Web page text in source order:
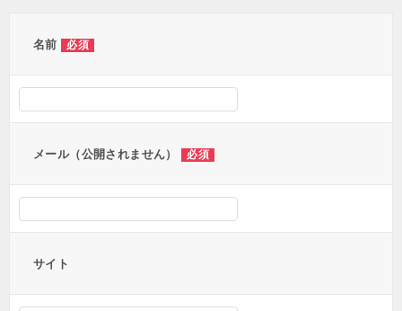
名前 必須
メール（公開されません） 必須
サイト